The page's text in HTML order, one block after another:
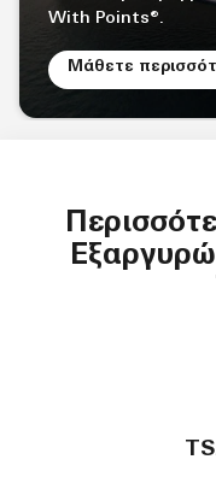
With Points®.
Μάθετε
Ανοίγει νέο